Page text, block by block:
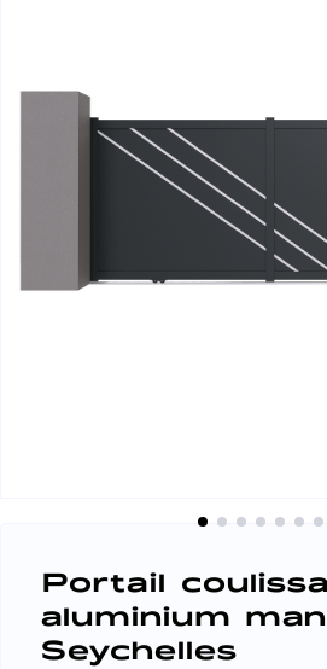
Portail
aluminium
Seychelles